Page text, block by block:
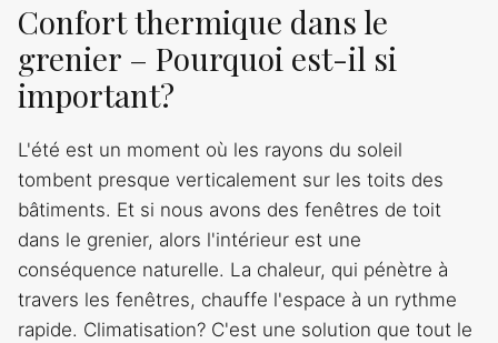
Confort thermique dans le
grenier – Pourquoi est-il si
important?
L'été est un moment où les rayons du soleil
tombent presque verticalement sur les toits des
bâtiments. Et si nous avons des fenêtres de toit
dans le grenier, alors l'intérieur est une
conséquence naturelle. La chaleur, qui pénètre à
travers les fenêtres, chauffe l'espace à un rythme
rapide. Climatisation? C'est une solution que tout le